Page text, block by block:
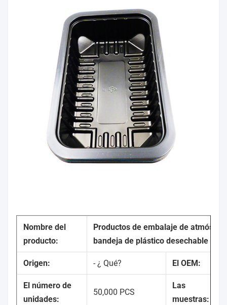
Nombre del
producto:
Productos de embalaje de
bandeja de plástico desechable de
Origen: - ¿ Qué? El OEM:
El número de
unidades:
50,000 PCS
Las
muestras: